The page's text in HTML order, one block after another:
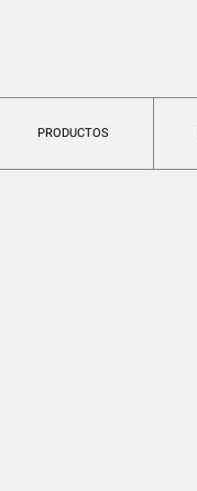
PRODUCTOS